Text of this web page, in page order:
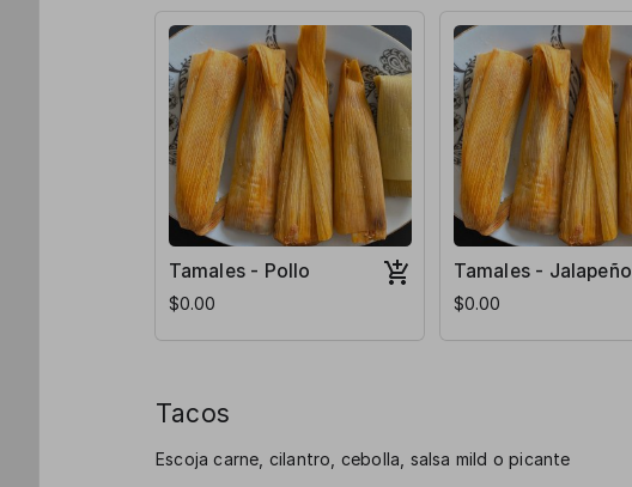
Tamales - Pollo
$0.00
Tamales - Jalapeño
$0.00
Tacos
Escoja carne, cilantro, cebolla, salsa mild o picante